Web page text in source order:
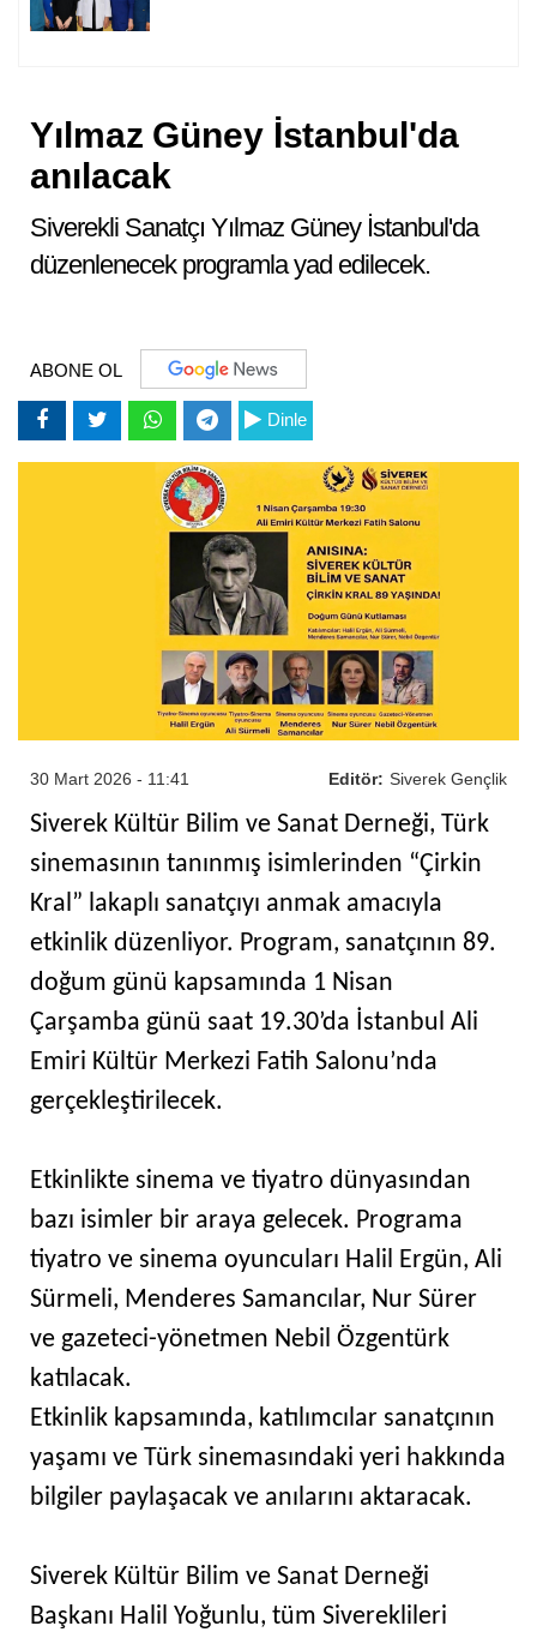
Yılmaz Güney İstanbul'da
anılacak
Siverekli Sanatçı Yılmaz Güney İstanbul'da
düzenlenecek programla yad edilecek.
ABONE OL
Dinle
Editör: Siverek Gençlik
30 Mart 2026 - 11:41
Siverek Kültür Bilim ve Sanat Derneği, Türk
sinemasının tanınmış isimlerinden “Çirkin
Kral” lakaplı sanatçıyı anmak amacıyla
etkinlik düzenliyor. Program, sanatçının 89.
doğum günü kapsamında 1 Nisan
Çarşamba günü saat 19.30’da İstanbul Ali
Emiri Kültür Merkezi Fatih Salonu’nda
gerçekleştirilecek.
Etkinlikte sinema ve tiyatro dünyasından
bazı isimler bir araya gelecek. Programa
tiyatro ve sinema oyuncuları Halil Ergün, Ali
Sürmeli, Menderes Samancılar, Nur Sürer
ve gazeteci-yönetmen Nebil Özgentürk
katılacak.
Etkinlik kapsamında, katılımcılar sanatçının
yaşamı ve Türk sinemasındaki yeri hakkında
bilgiler paylaşacak ve anılarını aktaracak.
Siverek Kültür Bilim ve Sanat Derneği
Başkanı Halil Yoğunlu, tüm Sivereklileri